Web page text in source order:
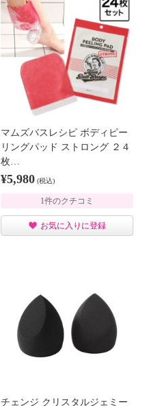
マムズバスレシピ ボディピー
リングパッド ストロング ２４
枚…
¥5,980 (税込)
1件のクチコミ
お気に入りに登録
チェンジ クリスタルジェミー